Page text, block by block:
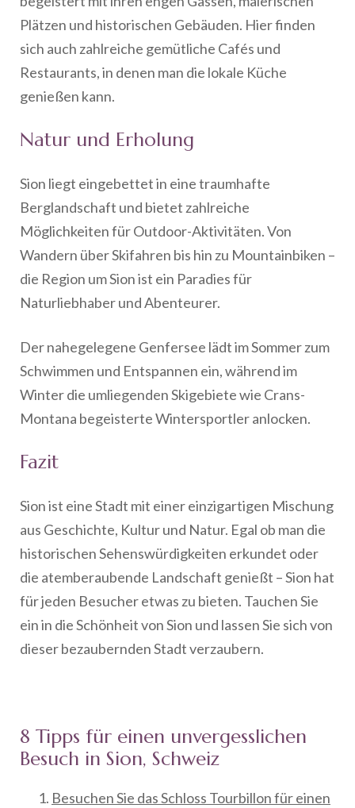
Plätzen und historischen Gebäuden. Hier finden
sich auch zahlreiche gemütliche Cafés und
Restaurants, in denen man die lokale Küche
genießen kann.
Natur und Erholung
Sion liegt eingebettet in eine traumhafte
Berglandschaft und bietet zahlreiche
Möglichkeiten für Outdoor-Aktivitäten. Von
Wandern über Skifahren bis hin zu Mountainbiken –
die Region um Sion ist ein Paradies für
Naturliebhaber und Abenteurer.
Der nahegelegene Genfersee lädt im Sommer zum
Schwimmen und Entspannen ein, während im
Winter die umliegenden Skigebiete wie Crans-
Montana begeisterte Wintersportler anlocken.
Fazit
Sion ist eine Stadt mit einer einzigartigen Mischung
aus Geschichte, Kultur und Natur. Egal ob man die
historischen Sehenswürdigkeiten erkundet oder
die atemberaubende Landschaft genießt – Sion hat
für jeden Besucher etwas zu bieten. Tauchen Sie
ein in die Schönheit von Sion und lassen Sie sich von
dieser bezaubernden Stadt verzaubern.
8 Tipps für einen unvergesslichen
Besuch in Sion, Schweiz
Besuchen Sie das Schloss Tourbillon für einen